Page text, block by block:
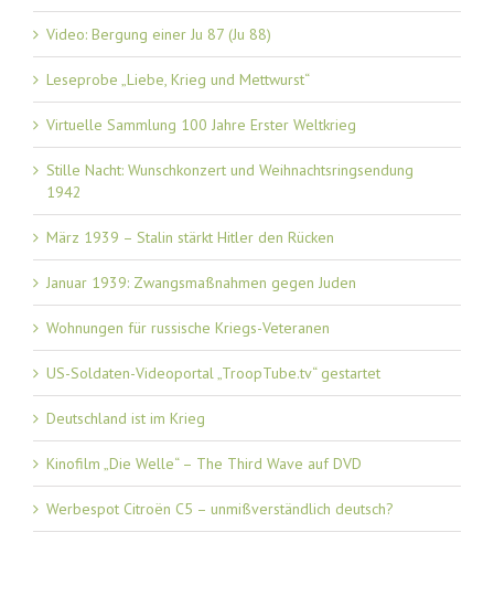
Video: Bergung einer Ju 87 (Ju 88)
Leseprobe „Liebe, Krieg und Mettwurst“
Virtuelle Sammlung 100 Jahre Erster Weltkrieg
Stille Nacht: Wunschkonzert und Weihnachtsringsendung
1942
März 1939 – Stalin stärkt Hitler den Rücken
Januar 1939: Zwangsmaßnahmen gegen Juden
Wohnungen für russische Kriegs-Veteranen
US-Soldaten-Videoportal „TroopTube.tv“ gestartet
Deutschland ist im Krieg
Kinofilm „Die Welle“ – The Third Wave auf DVD
Werbespot Citroën C5 – unmißverständlich deutsch?